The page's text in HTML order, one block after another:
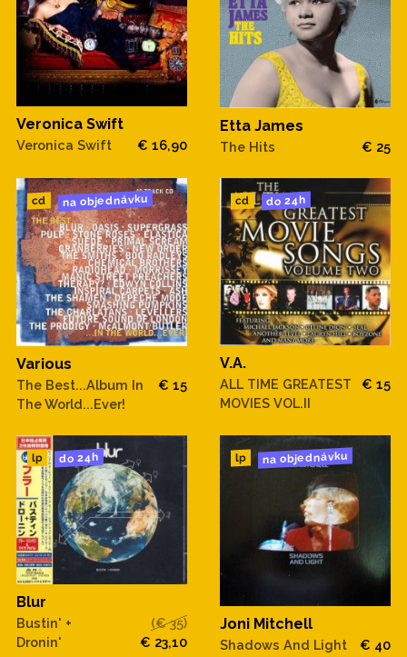
Veronica Swift
Veronica Swift € 16,90
Etta James
The Hits € 25
cd na objednávku
Various
The Best...Album In
The World...Ever!
€ 15
cd do 24h
V.A.
ALL TIME GREATEST
MOVIES VOL.II
€ 15
lp do 24h
Blur
Bustin' +
Dronin'
(€ 35)
€ 23,10
lp na objednávku
Joni Mitchell
Shadows And Light € 40